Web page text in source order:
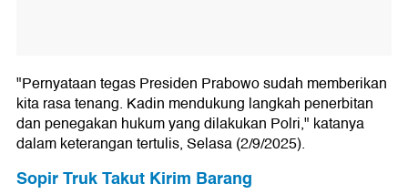
"Pernyataan tegas Presiden Prabowo sudah memberikan
kita rasa tenang. Kadin mendukung langkah penerbitan
dan penegakan hukum yang dilakukan Polri," katanya
dalam keterangan tertulis, Selasa (2/9/2025).
Sopir Truk Takut Kirim Barang